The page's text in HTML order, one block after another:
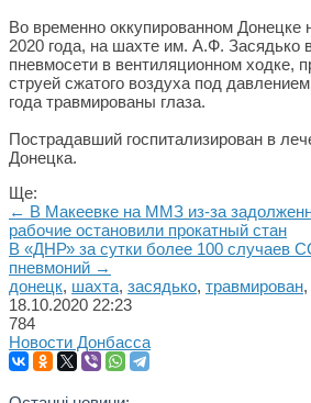
Во временно оккупированном Донецке
2020 года, на шахте им. А.Ф. Засядько
пневмосети в вентиляционном ходке,
струей сжатого воздуха под
года травмированы глаза.
Пострадавший госпитализирован в
Донецка.
Ще:
← В Макеевке на ММЗ из-за
рабочие остановили прокатный стан
В «ДНР» за сутки более 100 случаев
пневмоний →
донецк, шахта, засядько, травмирован,
18.10.2020 22:23
784
Новости Донбасса